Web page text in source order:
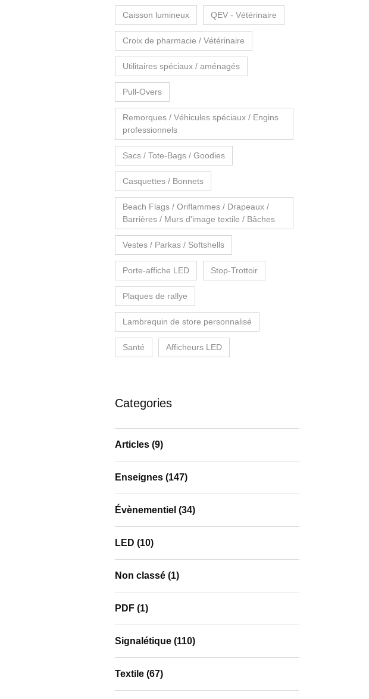
Caisson lumineux QEV - Vétérinaire
Croix de pharmacie / Vétérinaire
Utilitaires spéciaux / aménagés
Pull-Overs
Remorques / Véhicules spéciaux / Engins
professionnels
Sacs / Tote-Bags / Goodies
Casquettes / Bonnets
Beach Flags / Oriflammes / Drapeaux /
Barrières / Murs d'image textile / Bâches
Vestes / Parkas / Softshells
Porte-affiche LED Stop-Trottoir
Plaques de rallye
Lambrequin de store personnalisé
Santé Afficheurs LED
Categories
Articles (9)
Enseignes (147)
Évènementiel (34)
LED (10)
Non classé (1)
PDF (1)
Signalétique (110)
Textile (67)